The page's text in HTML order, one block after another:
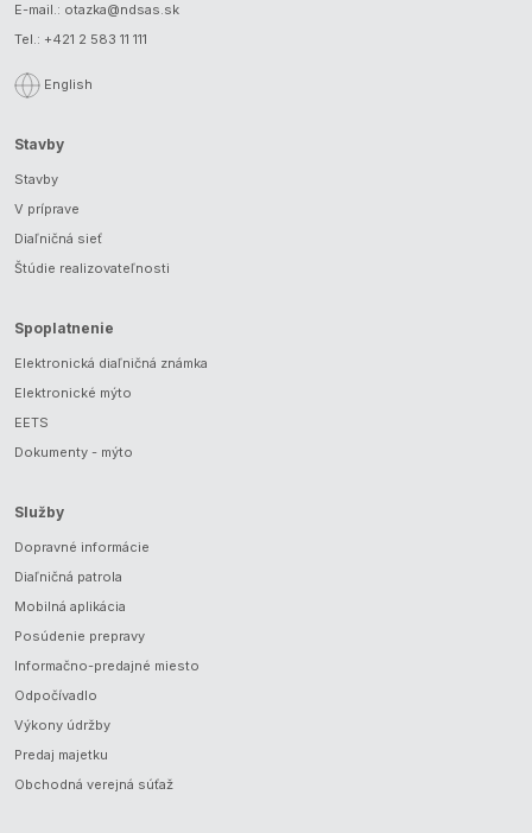
E-mail.: otazka@ndsas.sk
Tel.: +421 2 583 11 111
English
Stavby
Stavby
V príprave
Diaľničná sieť
Štúdie realizovateľnosti
Spoplatnenie
Elektronická diaľničná známka
Elektronické mýto
EETS
Dokumenty - mýto
Služby
Dopravné informácie
Diaľničná patrola
Mobilná aplikácia
Posúdenie prepravy
Informačno-predajné miesto
Odpočívadlo
Výkony údržby
Predaj majetku
Obchodná verejná súťaž